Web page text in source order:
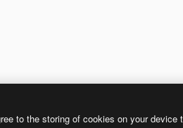
to the storing of cookies on your device